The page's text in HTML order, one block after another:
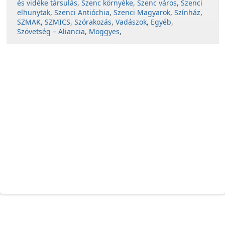
és vidéke társulás, Szenc környéke, Szenc város, Szenci
elhunytak, Szenci Antióchia, Szenci Magyarok, Színház,
SZMAK, SZMICS, Szórakozás, Vadászok, Egyéb,
Szövetség – Aliancia, Möggyes,